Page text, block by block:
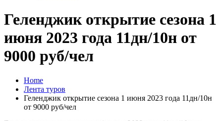
Геленджик открытие сезона 1
июня 2023 года 11дн/10н от
9000 руб/чел
Home
Лента туров
Геленджик открытие сезона 1 июня 2023 года 11дн/10н
от 9000 руб/чел